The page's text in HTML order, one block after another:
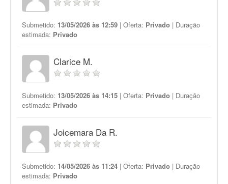
Submetido: 13/05/2026 às 12:59 | Oferta: Privado | Duração
estimada: Privado
Clarice M.
Submetido: 13/05/2026 às 14:15 | Oferta: Privado | Duração
estimada: Privado
Joicemara Da R.
Submetido: 14/05/2026 às 11:24 | Oferta: Privado | Duração
estimada: Privado